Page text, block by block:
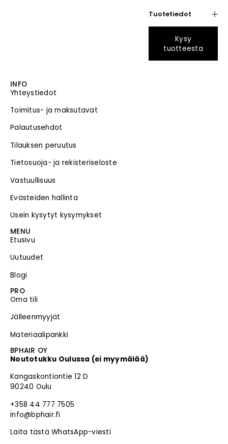
Tuotetiedot
Kysy
tuotteesta
INFO
Yhteystiedot
Toimitus- ja maksutavat
Palautusehdot
Tilauksen peruutus
Tietosuoja- ja rekisteriseloste
Vastuullisuus
Evästeiden hallinta
Usein kysytyt kysymykset
MENU
Etusivu
Uutuudet
Blogi
PRO
Oma tili
Jälleenmyyjät
Materiaalipankki
BPHAIR OY
Noutotukku Oulussa (ei myymälää)
Kangaskontiontie 12 D
90240 Oulu
+358 44 777 7505
info@bphair.fi
Laita tästä WhatsApp-viesti